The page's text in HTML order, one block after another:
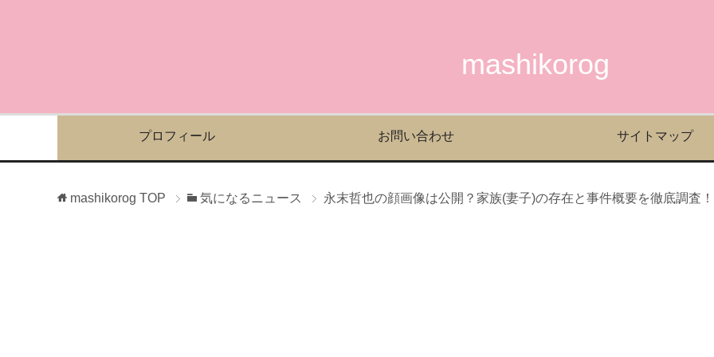
mashikorog
プロフィール お問い合わせ サイトマップ
mashikorog TOP 気になるニュース 永末哲也の顔画像は公開？家族(妻子)の存在と事件概要を徹底調査！